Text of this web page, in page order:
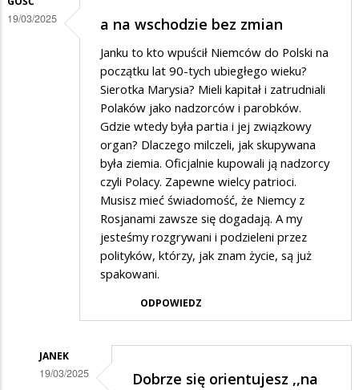
19/03/2025 a na wschodzie bez zmian
Janku to kto wpuścił Niemców do Polski na
początku lat 90-tych ubiegłego wieku?
Sierotka Marysia? Mieli kapitał i zatrudniali
Polaków jako nadzorców i parobków.
Gdzie wtedy była partia i jej związkowy
organ? Dlaczego milczeli, jak skupywana
była ziemia. Oficjalnie kupowali ją nadzorcy
czyli Polacy. Zapewne wielcy patrioci.
Musisz mieć świadomość, że Niemcy z
Rosjanami zawsze się dogadają. A my
jesteśmy rozgrywani i podzieleni przez
polityków, którzy, jak znam życie, są już
spakowani.
ODPOWIEDZ
JANEK
19/03/2025
Dobrze się orientujesz ,,na